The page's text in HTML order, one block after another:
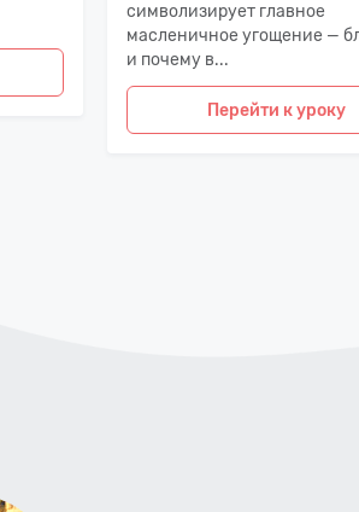
символизирует главное
масленичное угощение —
и почему в...
Перейти к уроку